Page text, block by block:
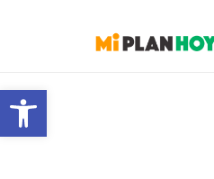
Abrir barra de herramientas